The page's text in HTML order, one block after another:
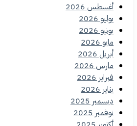
أغسطس 2026
يوليو 2026
يونيو 2026
مايو 2026
أبريل 2026
مارس 2026
فبراير 2026
يناير 2026
ديسمبر 2025
نوفمبر 2025